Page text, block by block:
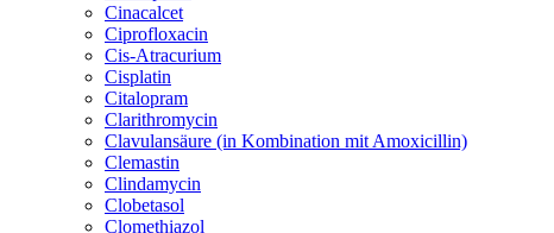
Cinacalcet
Ciprofloxacin
Cis-Atracurium
Cisplatin
Citalopram
Clarithromycin
Clavulansäure (in Kombination mit Amoxicillin)
Clemastin
Clindamycin
Clobetasol
Clomethiazol